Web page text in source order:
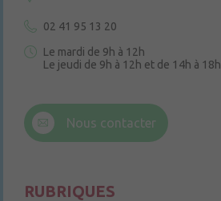
02 41 95 13 20
Le mardi de 9h à 12h
Le jeudi de 9h à 12h et de 14h à 18h
Nous contacter
RUBRIQUES